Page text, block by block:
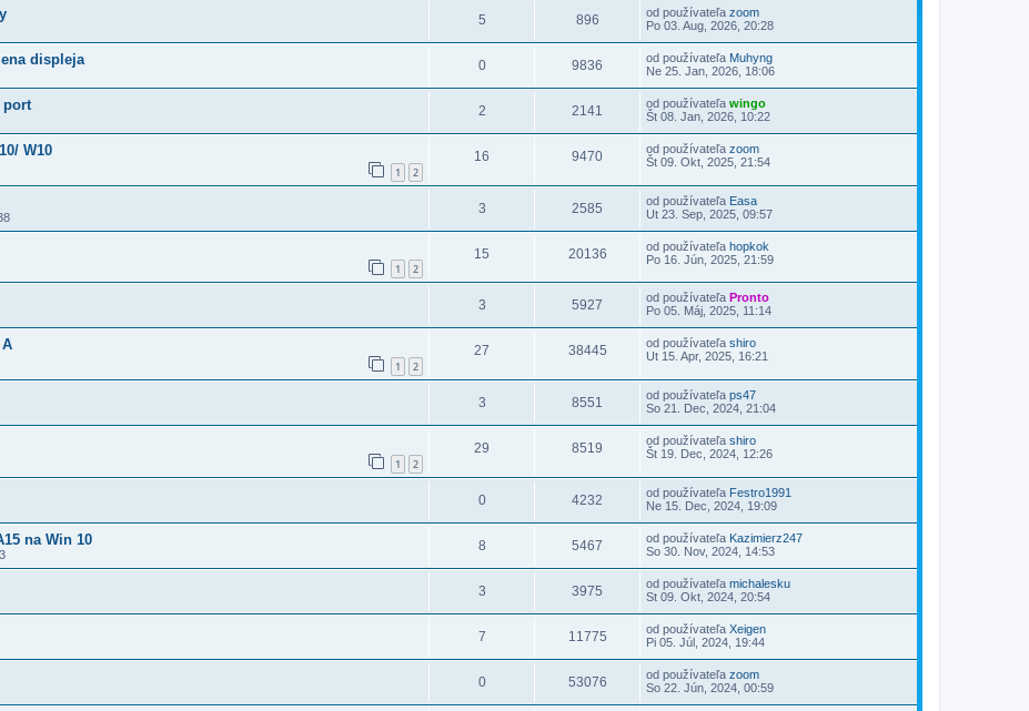
5 896 od používateľa zoom
Po 03. Aug, 2026, 20:28
displeja 0 9836 od používateľa Muhyng
Ne 25. Jan, 2026, 18:06
port 2 2141 od používateľa wingo
Št 08. Jan, 2026, 10:22
W10
1 2
16 9470 od používateľa zoom
Št 09. Okt, 2025, 21:54
3 2585 od používateľa Easa
Ut 23. Sep, 2025, 09:57
1 2
15 20136 od používateľa hopkok
Po 16. Jún, 2025, 21:59
3 5927 od používateľa Pronto
Po 05. Máj, 2025, 11:14
1 2
27 38445 od používateľa shiro
Ut 15. Apr, 2025, 16:21
3 8551 od používateľa ps47
So 21. Dec, 2024, 21:04
1 2
29 8519 od používateľa shiro
Št 19. Dec, 2024, 12:26
0 4232 od používateľa Festro1991
Ne 15. Dec, 2024, 19:09
na Win 10 8 5467 od používateľa Kazimierz247
So 30. Nov, 2024, 14:53
3 3975 od používateľa michalesku
St 09. Okt, 2024, 20:54
7 11775 od používateľa Xeigen
Pi 05. Júl, 2024, 19:44
0 53076 od používateľa zoom
So 22. Jún, 2024, 00:59